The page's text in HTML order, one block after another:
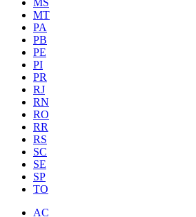
MS
MT
PA
PB
PE
PI
PR
RJ
RN
RO
RR
RS
SC
SE
SP
TO
AC